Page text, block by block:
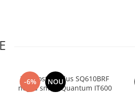
-6% NOU
Termostat Salus SQ610BRF
negru smart Quantum IT600